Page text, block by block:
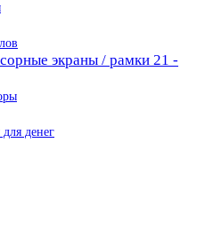
экраны / рамки 21 -
денег